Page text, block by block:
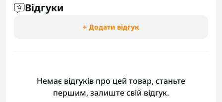
Відгуки
+ Додати відгук
Немає відгуків про цей товар, станьте
першим, залиште свій відгук.